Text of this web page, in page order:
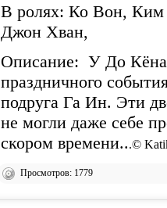
В ролях: Ко Вон,
Джон Хван,
Описание: У До Кёна
праздничного
подруга Га Ин. Эти
не могли даже себе
скором времени...©
Просмотров: 1779